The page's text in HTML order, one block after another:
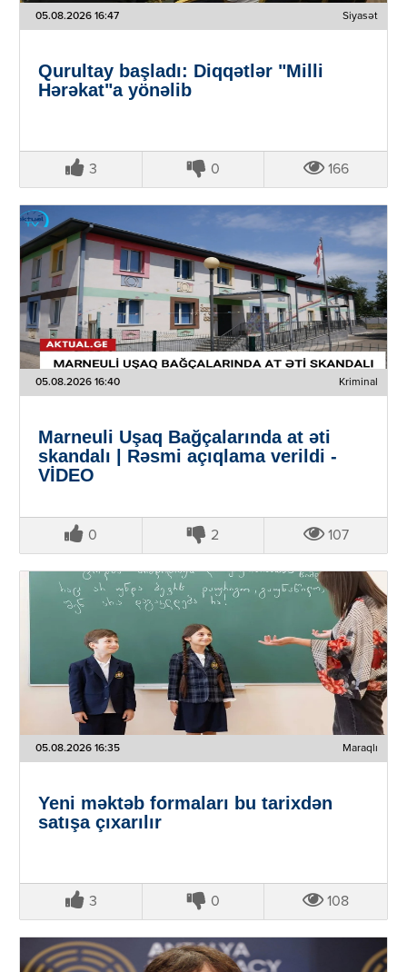
05.08.2026 16:47 Siyasət
Qurultay başladı: Diqqətlər "Milli
Hərəkat"a yönəlib
3 0 166
05.08.2026 16:40 Kriminal
Marneuli Uşaq Bağçalarında at əti
skandalı | Rəsmi açıqlama verildi -
VİDEO
0 2 107
05.08.2026 16:35 Maraqlı
Yeni məktəb formaları bu tarixdən
satışa çıxarılır
3 0 108